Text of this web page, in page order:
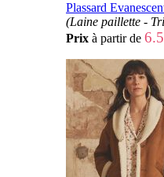
Plassard
(Laine paillette -
Prix à partir de